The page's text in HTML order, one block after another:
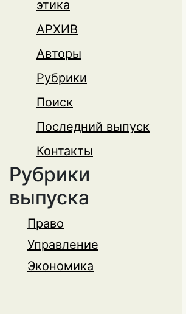
этика
АРХИВ
Авторы
Рубрики
Поиск
Последний выпуск
Контакты
Рубрики
выпуска
Право
Управление
Экономика